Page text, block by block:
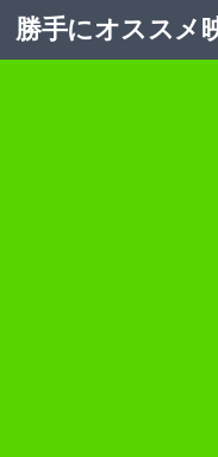
コンテンツへスキ
勝手にオススメ